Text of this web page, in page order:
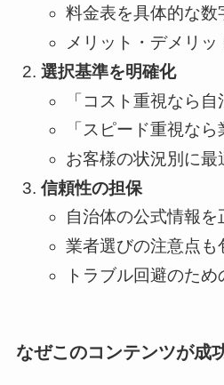
料金表を具体的な数
メリット・デメリ
選択基準を明確化
「コスト重視なら自
「スピード重視なら
お客様の状況別に最
信頼性の担保
自治体の公式情報を
業者選びの注意点も
トラブル回避のた
なぜこのコンテンツが成